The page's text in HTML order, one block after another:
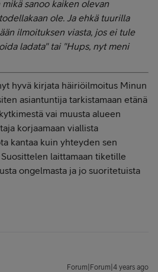
sanoo kaiken olevan
ole. Ja ehkä tuurilla
ilmoituksen viasta, jos ei tule
ladata" tai "Hups, nyt meni
hyvä kirjata häiriöilmoitus Minun
asiantuntija tarkistamaan etänä
vai muusta alueen
korjaamaan viallista
kantaa kuin yhteyden sen
laittamaan tiketille
ongelmasta ja jo suoritetuista
Forum|Forum|4 years ago